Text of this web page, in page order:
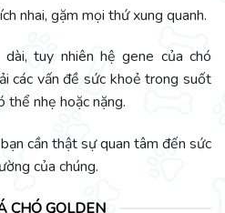
nhai, gặm mọi thứ xung quanh.
tuy nhiên hệ gene của chó
các vấn đề sức khoẻ trong suốt
thể nhẹ hoặc nặng.
cần thật sự quan tâm đến sức
của chúng.
CHÓ GOLDEN